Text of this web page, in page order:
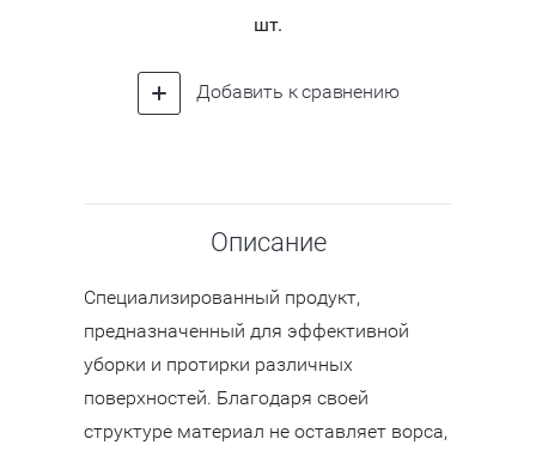
шт.
Добавить к сравнению
Описание
Специализированный продукт,
предназначенный для эффективной
уборки и протирки различных
поверхностей. Благодаря своей
структуре материал не оставляет ворса,